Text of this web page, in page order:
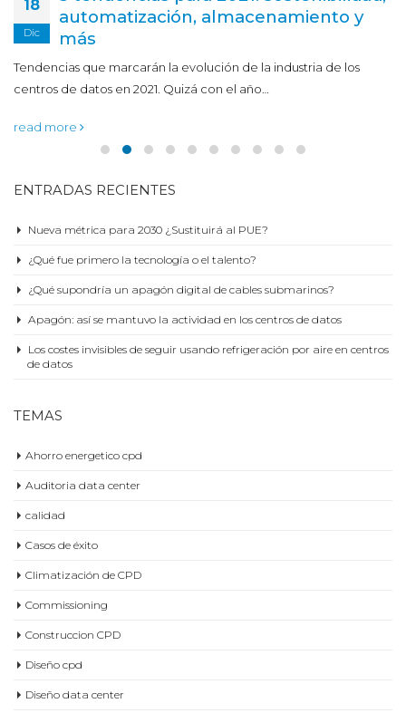
18
Dic
automatización, almacenamiento y
más
Tendencias que marcarán la evolución de la industria de los
centros de datos en 2021. Quizá con el año…
read more
ENTRADAS RECIENTES
Nueva métrica para 2030 ¿Sustituirá al PUE?
¿Qué fue primero la tecnología o el talento?
¿Qué supondría un apagón digital de cables submarinos?
Apagón: así se mantuvo la actividad en los centros de datos
Los costes invisibles de seguir usando refrigeración por aire en centros
de datos
TEMAS
Ahorro energetico cpd
Auditoria data center
calidad
Casos de éxito
Climatización de CPD
Commissioning
Construccion CPD
Diseño cpd
Diseño data center